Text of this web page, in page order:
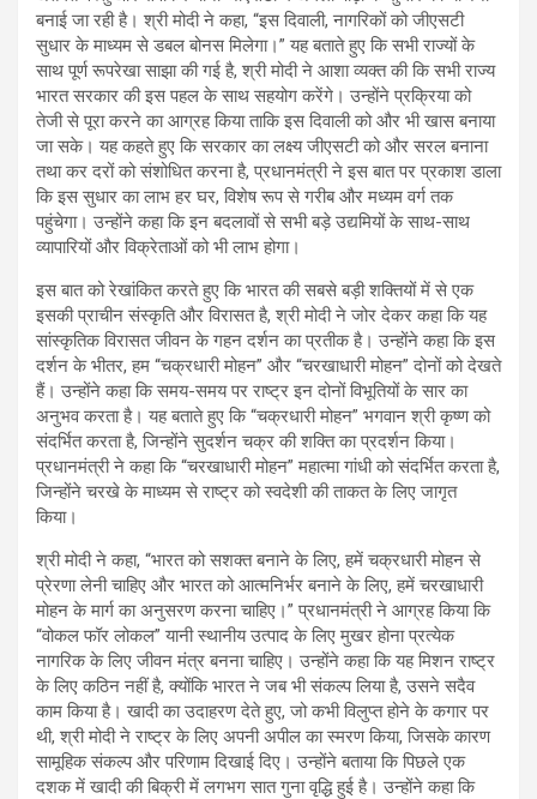
बनाई जा रही है। श्री मोदी ने कहा, “इस दिवाली, नागरिकों को जीएसटी
सुधार के माध्यम से डबल बोनस मिलेगा।” यह बताते हुए कि सभी राज्यों के
साथ पूर्ण रूपरेखा साझा की गई है, श्री मोदी ने आशा व्यक्त की कि सभी राज्य
भारत सरकार की इस पहल के साथ सहयोग करेंगे। उन्होंने प्रक्रिया को
तेजी से पूरा करने का आग्रह किया ताकि इस दिवाली को और भी खास बनाया
जा सके। यह कहते हुए कि सरकार का लक्ष्य जीएसटी को और सरल बनाना
तथा कर दरों को संशोधित करना है, प्रधानमंत्री ने इस बात पर प्रकाश डाला
कि इस सुधार का लाभ हर घर, विशेष रूप से गरीब और मध्यम वर्ग तक
पहुंचेगा। उन्होंने कहा कि इन बदलावों से सभी बड़े उद्यमियों के साथ-साथ
व्यापारियों और विक्रेताओं को भी लाभ होगा।
इस बात को रेखांकित करते हुए कि भारत की सबसे बड़ी शक्तियों में से एक
इसकी प्राचीन संस्कृति और विरासत है, श्री मोदी ने जोर देकर कहा कि यह
सांस्कृतिक विरासत जीवन के गहन दर्शन का प्रतीक है। उन्होंने कहा कि इस
दर्शन के भीतर, हम “चक्रधारी मोहन” और “चरखाधारी मोहन” दोनों को देखते
हैं। उन्होंने कहा कि समय-समय पर राष्ट्र इन दोनों विभूतियों के सार का
अनुभव करता है। यह बताते हुए कि “चक्रधारी मोहन” भगवान श्री कृष्ण को
संदर्भित करता है, जिन्होंने सुदर्शन चक्र की शक्ति का प्रदर्शन किया।
प्रधानमंत्री ने कहा कि “चरखाधारी मोहन” महात्मा गांधी को संदर्भित करता है,
जिन्होंने चरखे के माध्यम से राष्ट्र को स्वदेशी की ताकत के लिए जागृत
किया।
श्री मोदी ने कहा, “भारत को सशक्त बनाने के लिए, हमें चक्रधारी मोहन से
प्रेरणा लेनी चाहिए और भारत को आत्मनिर्भर बनाने के लिए, हमें चरखाधारी
मोहन के मार्ग का अनुसरण करना चाहिए।” प्रधानमंत्री ने आग्रह किया कि
“वोकल फॉर लोकल” यानी स्थानीय उत्पाद के लिए मुखर होना प्रत्येक
नागरिक के लिए जीवन मंत्र बनना चाहिए। उन्होंने कहा कि यह मिशन राष्ट्र
के लिए कठिन नहीं है, क्योंकि भारत ने जब भी संकल्प लिया है, उसने सदैव
काम किया है। खादी का उदाहरण देते हुए, जो कभी विलुप्त होने के कगार पर
थी, श्री मोदी ने राष्ट्र के लिए अपनी अपील का स्मरण किया, जिसके कारण
सामूहिक संकल्प और परिणाम दिखाई दिए। उन्होंने बताया कि पिछले एक
दशक में खादी की बिक्री में लगभग सात गुना वृद्धि हुई है। उन्होंने कहा कि